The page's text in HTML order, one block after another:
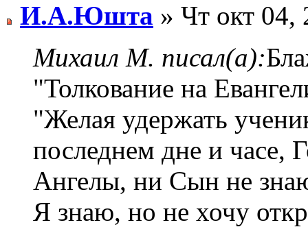
И.А.Юшта » Чт окт 04,
Михаил М. писал(а):
"Толкование на
"Желая удержать
последнем дне и часе,
Ангелы, ни Сын не
Я знаю, но не хочу